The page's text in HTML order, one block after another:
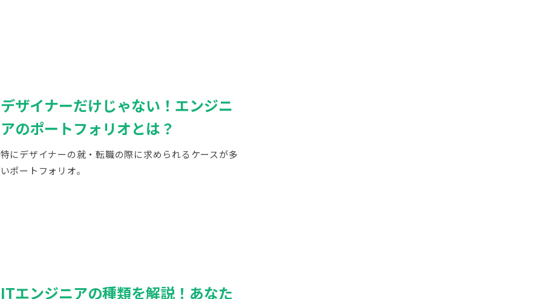
デザイナーだけじゃない！エンジニ
アのポートフォリオとは？
特にデザイナーの就・転職の際に求められるケースが多
いポートフォリオ。
ITエンジニアの種類を解説！あなた